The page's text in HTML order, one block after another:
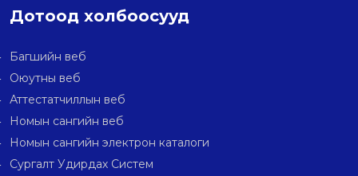
Дотоод холбоосууд
Багшийн веб
Оюутны веб
Аттестатчиллын веб
Номын сангийн веб
Номын сангийн электрон каталоги
Сургалт Удирдах Систем